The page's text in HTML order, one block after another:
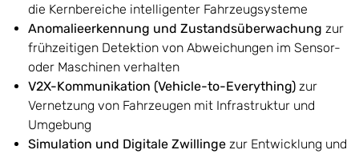
die Kernbereiche intelligenter Fahrzeugsysteme
Anomalieerkennung und Zustandsüberwachung zur
frühzeitigen Detektion von Abweichungen im Sensor-
oder Maschinen verhalten
V2X-Kommunikation (Vehicle-to-Everything) zur
Vernetzung von Fahrzeugen mit Infrastruktur und
Umgebung
Simulation und Digitale Zwillinge zur Entwicklung und